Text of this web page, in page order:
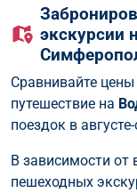
экскурсии
Сравнивайте
путешествие на
поездок в
В зависимости от
пешеходных